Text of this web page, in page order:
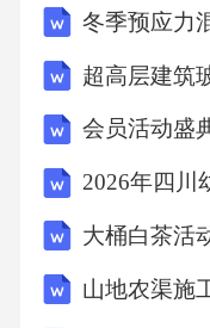
共同进步同学之
定，一起成长
冬季预应力
超高层建筑
会员活动盛
大桶白茶活
山地农渠施